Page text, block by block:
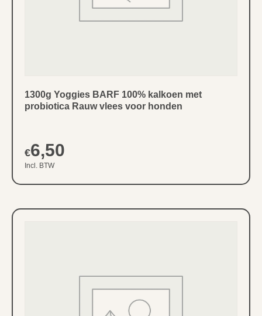
1300g Yoggies BARF 100% kalkoen met
probiotica Rauw vlees voor honden
€6,50
Incl. BTW